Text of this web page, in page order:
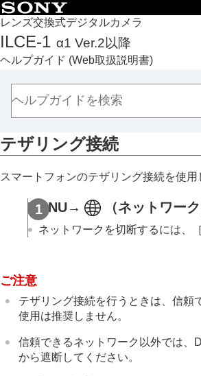
レンズ交換式デジタルカメラ
ILCE-1 α1 Ver.2以降
ヘルプガイド (Web取扱説明書)
トップページ
ヘルプガイドの使いかた
必ずお読みください
本体と付属品を確認する
本機の基本操作
MENU一覧から機能を探す
撮影機能を活用する
カメラをカスタマイズする
再生する
ファイルの設定
ネットワークの設定
アクセスポイン
アクセスポイント
テザリング接続
スマートフォンのテザリング接続を使用
MENU→ （ネットワーク
ネットワークを切断するには、
ご注意
テザリング接続を行うときは、信頼
使用は推奨しません。
信頼できるネットワーク以外では、
から遮断してください。